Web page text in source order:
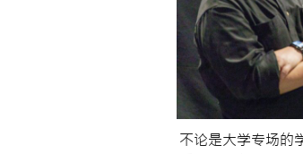
不论是大学专场的